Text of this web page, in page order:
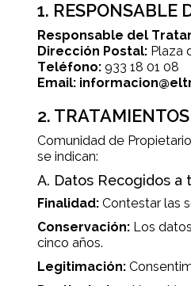
1. RESPONSABLE
Responsable del
Dirección Postal: Plaza
Teléfono: 933 18 01 08
Email:
2. TRATAMIENTOS
Comunidad de
se indican:
A. Datos Recogidos a
Finalidad: Contestar las
Conservación: Los
cinco años.
Legitimación: